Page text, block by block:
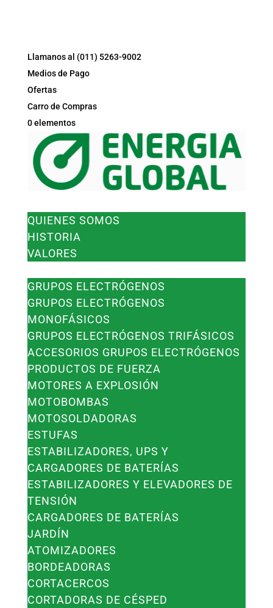
Llamanos al (011) 5263-9002
Medios de Pago
Ofertas
Carro de Compras
0 elementos
QUIENES SOMOS
HISTORIA
VALORES
GRUPOS ELECTRÓGENOS
GRUPOS ELECTRÓGENOS
MONOFÁSICOS
GRUPOS ELECTRÓGENOS TRIFÁSICOS
ACCESORIOS GRUPOS ELECTRÓGENOS
PRODUCTOS DE FUERZA
MOTORES A EXPLOSIÓN
MOTOBOMBAS
MOTOSOLDADORAS
ESTUFAS
ESTABILIZADORES, UPS Y
CARGADORES DE BATERÍAS
ESTABILIZADORES Y ELEVADORES DE
TENSIÓN
CARGADORES DE BATERÍAS
JARDÍN
ATOMIZADORES
BORDEADORAS
CORTACERCOS
CORTADORAS DE CÉSPED